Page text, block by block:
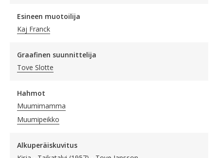
Esineen muotoilija
Kaj Franck
Graafinen suunnittelija
Tove Slotte
Hahmot
Muumimamma
Muumipeikko
Alkuperäiskuvitus